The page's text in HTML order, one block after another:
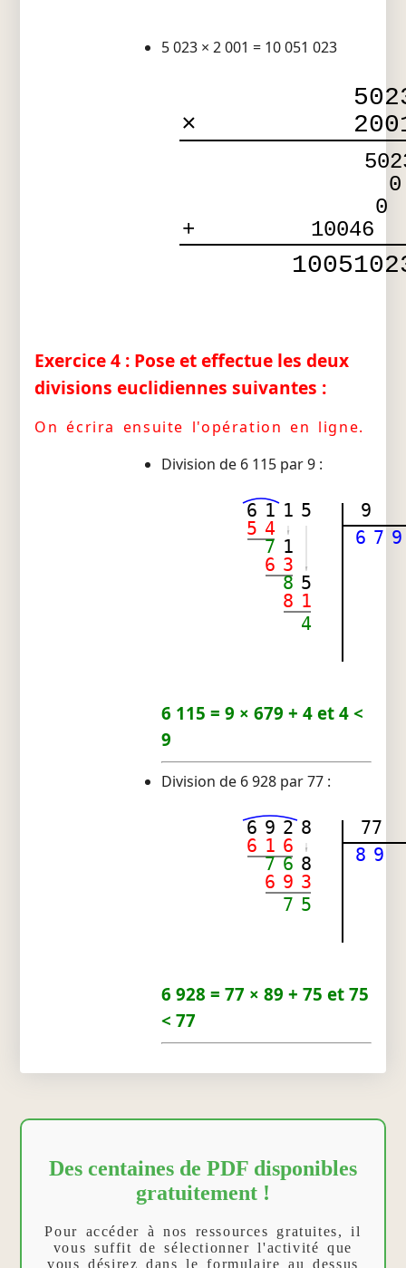
5 023 × 2 001 = 10 051 023
×
0
0
10046
+
Exercice 4 : Pose et effectue les deux
divisions euclidiennes suivantes :
On écrira ensuite l'opération en ligne.
Division de 6 115 par 9 :
6 1 1 5
9
6 7 9
4
5
1
7
3
6
5
8
1
8
4
6 115 = 9 × 679 + 4 et 4 <
9
Division de 6 928 par 77 :
6 9 2 8
77
8 9
6
1
6
8
6
7
3
9
6
5
7
6 928 = 77 × 89 + 75 et 75
< 77
Des centaines de PDF disponibles
gratuitement !
Pour accéder à nos ressources gratuites, il
vous suffit de sélectionner l'activité que
vous désirez dans le formulaire au dessus